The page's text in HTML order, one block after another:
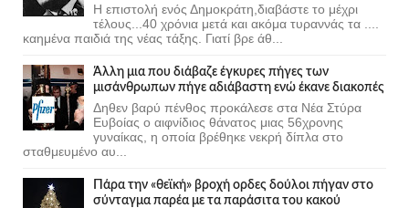
Η επιστολή ενός Δημοκράτη,διαβάστε το μέχρι
τέλους...40 χρόνια μετά και ακόμα τυραννάς τα ....
καημένα παιδιά της νέας τάξης. Γιατί βρε άθ...
Άλλη μια που διάβαζε έγκυρες πήγες των
μισάνθρωπων πήγε αδιάβαστη ενώ έκανε διακοπές
Δηθεν βαρύ πένθος προκάλεσε στα Νέα Στύρα
Ευβοίας ο αιφνίδιος θάνατος μιας 56χρονης
γυναίκας, η οποία βρέθηκε νεκρή δίπλα στο
σταθμευμένο αυ...
Πάρα την «θεϊκή» βροχή ορδες δούλοι πήγαν στο
σύνταγμα παρέα με τα παράσιτα του κακού